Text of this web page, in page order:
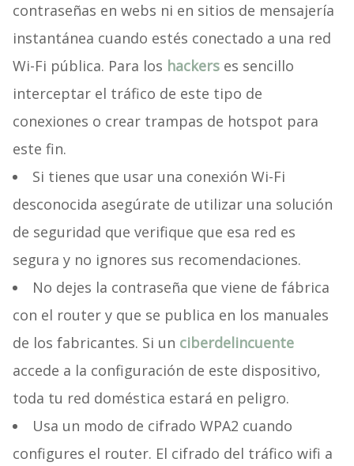
contraseñas en webs ni en sitios de mensajería
instantánea cuando estés conectado a una red
Wi-Fi pública. Para los hackerses sencillo
interceptar el tráfico de este tipo de
conexiones o crear trampas de hotspot para
este fin.
Si tienes que usar una conexión Wi-Fi
desconocida asegúrate de utilizar una solución
de seguridad que verifique que esa red es
segura y no ignores sus recomendaciones.
No dejes la contraseña que viene de fábrica
con el router y que se publica en los manuales
de los fabricantes. Si un ciberdelincuente
accede a la configuración de este dispositivo,
toda tu red doméstica estará en peligro.
Usa un modo de cifrado WPA2 cuando
configures el router. El cifrado del tráfico wifi a